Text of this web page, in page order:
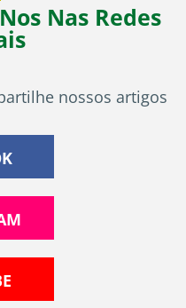
Nas Redes
nossos artigos